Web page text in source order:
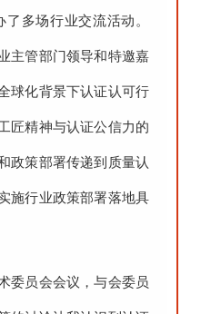
多场行业交流活动。
主管部门领导和特邀嘉
球化背景下认证认可行
匠精神与认证公信力的
政策部署传递到质量认
施行业政策部署落地具
委员会会议，与会委员